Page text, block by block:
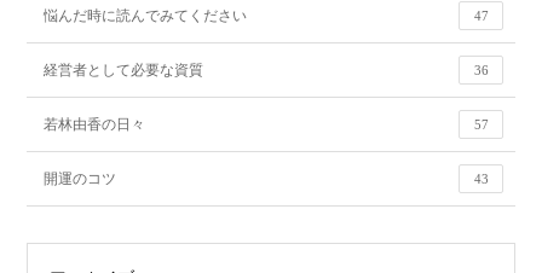
悩んだ時に読んでみてください 47
経営者として必要な資質 36
若林由香の日々 57
開運のコツ 43